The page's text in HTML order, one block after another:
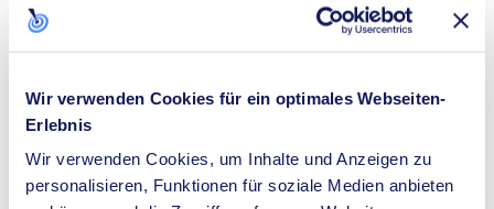
Wir verwenden Cookies für ein optimales Webseiten-
Erlebnis
Wir verwenden Cookies, um Inhalte und Anzeigen zu
personalisieren, Funktionen für soziale Medien anbieten
Dämmung